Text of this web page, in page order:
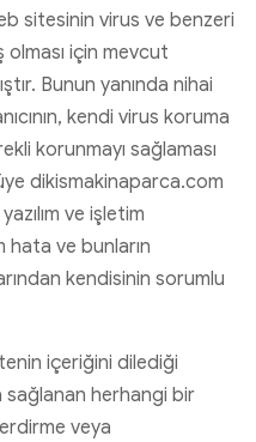
sitesinin virus ve benzeri
olması için mevcut
Bunun yanında nihai
kendi virus koruma
korunmayı sağlaması
dikismakinaparca.com
ve işletim
ve bunların
kendisinin sorumlu
içeriğini dilediği
sağlanan herhangi bir
veya